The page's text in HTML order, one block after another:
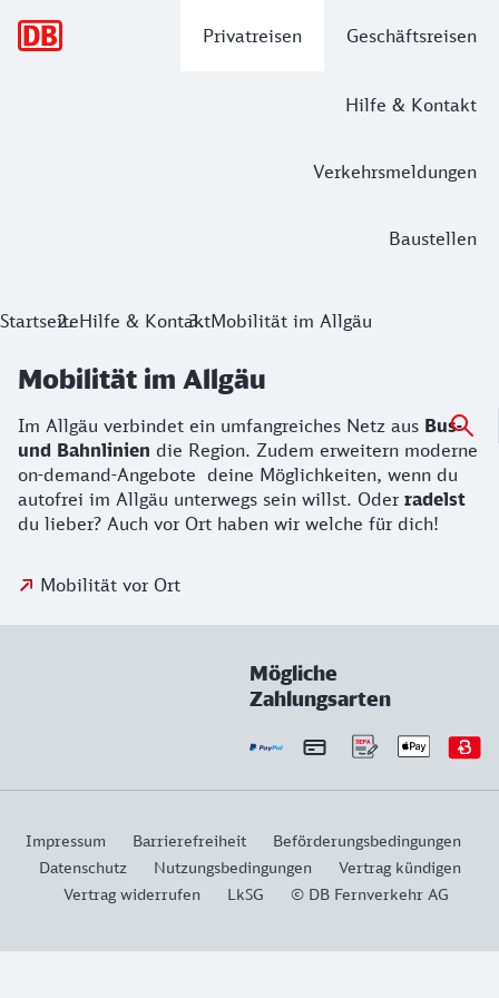
Privatreisen Geschäftsreisen
Hilfe & Kontakt
Verkehrsmeldungen
Baustellen
StartseiteHilfe & KontaktMobilität im Allgäu
Mobilität im Allgäu
Im Allgäu verbindet ein umfangreiches Netz aus Bus-
und Bahnlinien die Region. Zudem erweitern moderne
on-demand-Angebote deine Möglichkeiten, wenn du
autofrei im Allgäu unterwegs sein willst. Oder radelst
du lieber? Auch vor Ort haben wir welche für dich!
Mobilität vor Ort
Mögliche
Zahlungsarten
Impressum Barrierefreiheit
Beförderungsbedingungen
Datenschutz
Nutzungsbedingungen
Vertrag kündigen
Vertrag widerrufen
LkSG © DB Fernverkehr AG